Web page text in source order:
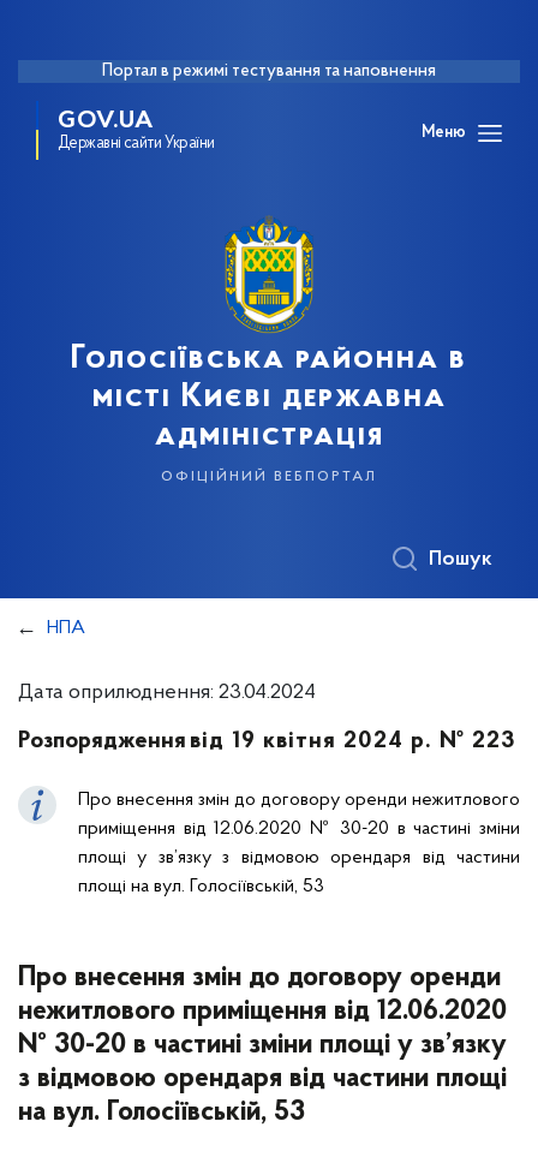
Портал в режимі тестування та наповнення
GOV.UA
Державні сайти України
Меню
Голосіївська районна в
місті Києві державна
адміністрація
офіційний вебпортал
Пошук
НПА
Дата оприлюднення: 23.04.2024
Розпорядження від 19 квітня 2024 р. № 223
Про внесення змін до договору оренди нежитлового
приміщення від 12.06.2020 № 30-20 в частині зміни
площі у зв’язку з відмовою орендаря від частини
площі на вул. Голосіївській, 53
Про внесення змін до договору оренди
нежитлового приміщення від 12.06.2020
№ 30-20 в частині зміни площі у зв’язку
з відмовою орендаря від частини площі
на вул. Голосіївській, 53